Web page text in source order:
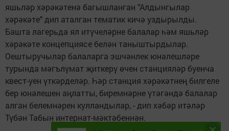
яшьләр хәрәкәтенә багышланган "Алдынгылар
хәрәкәте" дип аталган тематик кичә уздырылды.
Башта лагерьда ял итүчеләрне балалар һәм яшьләр
хәрәкәте концепциясе белән таныштырдылар.
Оештыручылар балаларга эшчәнлек юнәлешләре
турында мәгълүмат җиткерү өчен станцияләр буенча
квест-уен үткәрделәр. Һәр станция хәрәкәтнең билгеле
бер юнәлешен аңлатты, биремнәрне үтәгәндә балалар
алган белемнәрен кулландылар, - дип хәбәр итәләр
Түбән Табын интернат-мәктәбеннән.